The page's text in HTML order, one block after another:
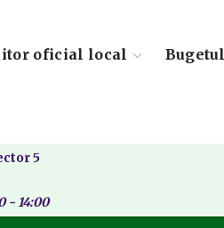
oficial local
5
- 14:00